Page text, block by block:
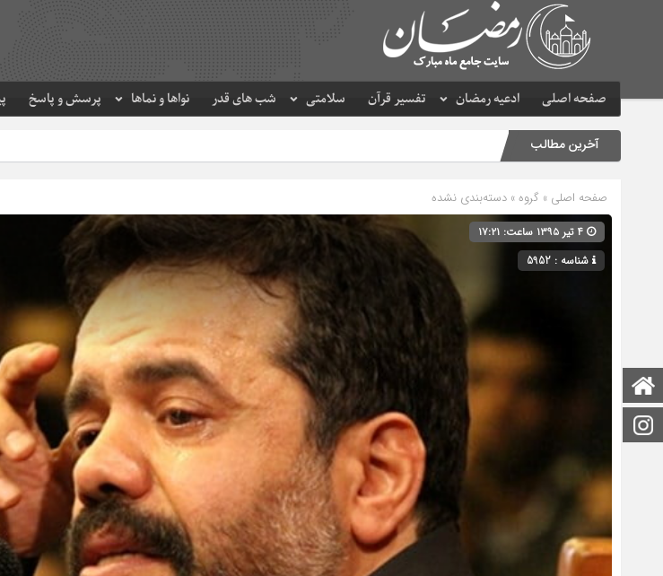
صفحه اصلی ادعیه رمضان تفسیر قرآن سلامتی شب های قدر نواها و نماها پرسش و پاسخ
آخرین مطالب
صفحه اصلی » گروه » دسته‌بندی نشده
شناسه : 5952